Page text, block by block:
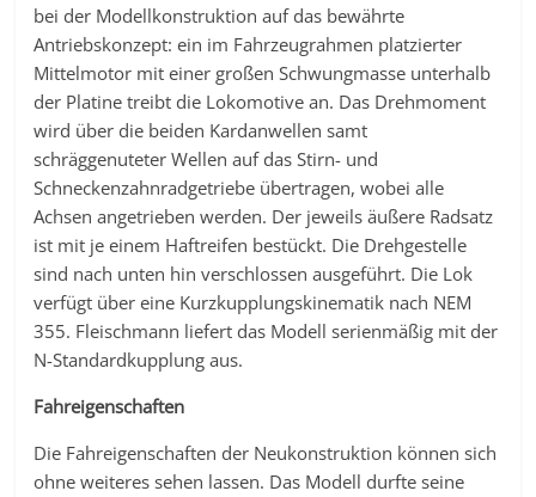
bei der Modellkonstruktion auf das bewährte
Antriebskonzept: ein im Fahrzeugrahmen platzierter
Mittelmotor mit einer großen Schwungmasse unterhalb
der Platine treibt die Lokomotive an. Das Drehmoment
wird über die beiden Kardanwellen samt
schräggenuteter Wellen auf das Stirn- und
Schneckenzahnradgetriebe übertragen, wobei alle
Achsen angetrieben werden. Der jeweils äußere Radsatz
ist mit je einem Haftreifen bestückt. Die Drehgestelle
sind nach unten hin verschlossen ausgeführt. Die Lok
verfügt über eine Kurzkupplungskinematik nach NEM
355. Fleischmann liefert das Modell serienmäßig mit der
N-Standardkupplung aus.
Fahreigenschaften
Die Fahreigenschaften der Neukonstruktion können sich
ohne weiteres sehen lassen. Das Modell durfte seine